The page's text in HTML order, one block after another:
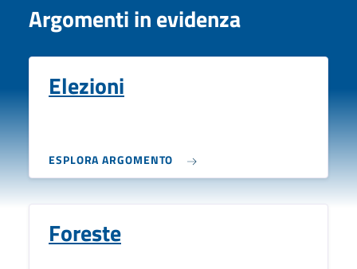
Argomenti in evidenza
Elezioni
ESPLORA ARGOMENTO
Foreste